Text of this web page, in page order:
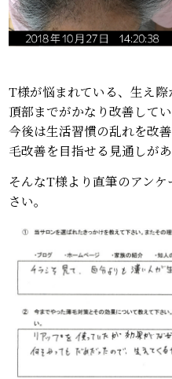
T様が悩まれている、生え
頂部までがかなり改善してい
今後は生活習慣の乱れを改
毛改善を目指せる見通しが
そんなT様より直筆のアン
さい。